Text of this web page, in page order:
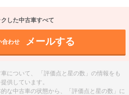
した中古車すべて
合わせ メールする
について、 「評価点と星の数」の情報をも
供しています。
な中古車の状態から、「評価点と星の数」に